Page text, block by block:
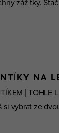
zážitky.
NA
|
si vybrat ze